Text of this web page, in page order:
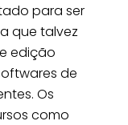
para ser
que talvez
edição
de
Os
como